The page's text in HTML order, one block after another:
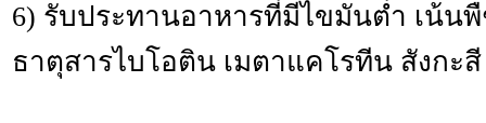
6) รับประทานอาหารที่มีไขมันต่ำ เน้น
ธาตุสารไบโอติน เมตาแคโรทีน สังกะ